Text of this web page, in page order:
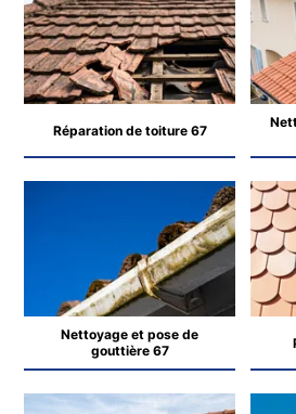
Réparation de toiture 67
Nettoyage et pose de
gouttière 67